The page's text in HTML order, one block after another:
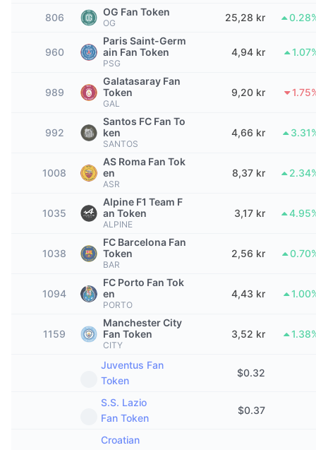
Kommande
Nyligen tillagd
Vinnare & förlorare
Mest besökta
Communityns riktning
Kedjerankning
Prediktionsmarknader
Trendande
Nytt
Index över rädsla & girighet.
Index för altcoin-säsong
Marknadscykelindikatorer
Bitcoin-dominans
CoinMarketCap 20 Index
CoinMarketCap 100 Index
ETF-flöden
Krypto-ETF:er
Bitcoin ETF:er
Ethereum ETF:er
Dokumentation
Vanliga frågor
AI-integrationer
CMC Agent Hub
CMC MCP
x402
Toppnyheter
Telegrambot
Annonsera
Webbplatskomponenter
Nyheter
Akademi
806 OG Fan Token
OG 25,28 kr
960
Paris Saint-Germ
ain Fan Token
PSG
4,94 kr
989
Galatasaray Fan
Token
GAL
9,20 kr
992
Santos FC Fan To
ken
SANTOS
4,66 kr
1008
AS Roma Fan Tok
en
ASR
8,37 kr
1035
Alpine F1 Team F
an Token
ALPINE
3,17 kr
1038
FC Barcelona Fan
Token
BAR
2,56 kr
1094
FC Porto Fan Tok
en
PORTO
4,43 kr
1159
Manchester City
Fan Token
CITY
3,52 kr
Juventus Fan
Token
$0.32
S.S. Lazio
Fan Token
$0.37
Croatian